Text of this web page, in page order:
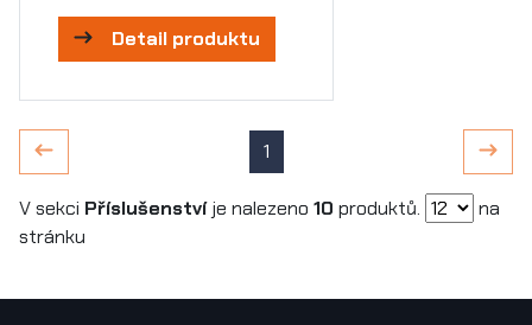
Detail produktu
1
V sekci Příslušenstvíje nalezeno 10 produktů.
na
stránku